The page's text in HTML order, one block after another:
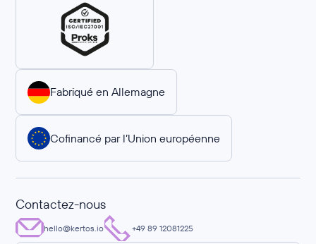
Fabriqué en Allemagne
Cofinancé par l’Union européenne
Contactez-nous
hello@kertos.io +49 89 12081225